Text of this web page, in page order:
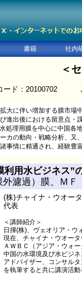
書籍 社内
＜
ード：20100702
大に伴い増加する膜市場
進出後における留意点・
処理用膜を中心に中国各
カの動向・戦略分析、又
事情に精通され、経験豊
利用水ビジネス”
外濾過）膜、Ｍ
(株)チャイナ・ウオー
代表
＜講師紹介＞
日揮(株)、ヴェオリア・ウ
現在、チャイナ・ウオー
ＡＷＢＣ（アジア・ウォ
中国の水環境及び水ビジ
アドバイザー、コンサル
を執筆すると共に講演活